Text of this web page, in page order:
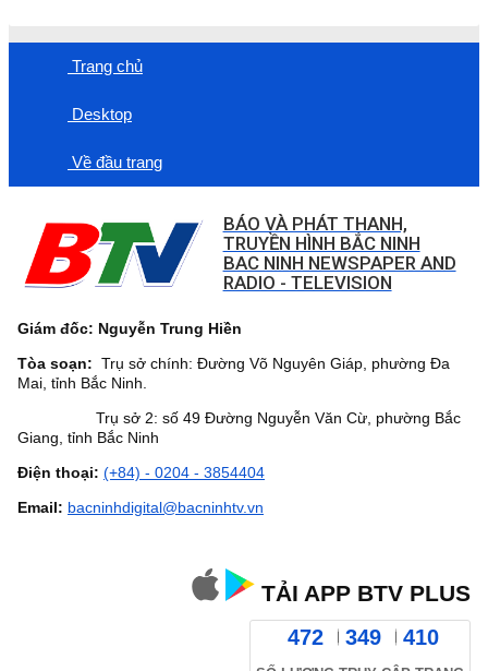
Trang chủ
Desktop
Về đầu trang
BÁO VÀ PHÁT THANH,
TRUYỀN HÌNH BẮC NINH
BAC NINH NEWSPAPER AND
RADIO - TELEVISION
Giám đốc: Nguyễn Trung Hiền
Tòa soạn: Trụ sở chính: Đường Võ Nguyên Giáp, phường Đa
Mai, tỉnh Bắc Ninh.
Trụ sở 2: số 49 Đường Nguyễn Văn Cừ, phường Bắc
Giang, tỉnh Bắc Ninh
Điện thoại: (+84) - 0204 - 3854404
Email: bacninhdigital@bacninhtv.vn
TẢI APP BTV PLUS
472 349 410